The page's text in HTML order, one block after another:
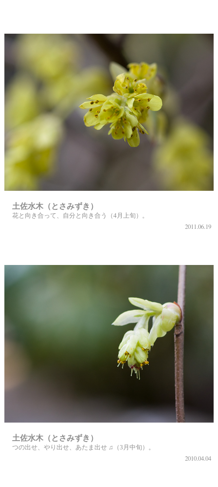
土佐水木（とさみずき）
花と向き合って、自分と向き合う（4月上旬）。
2011.06.19
土佐水木（とさみずき）
つの出せ、やり出せ、あたま出せ ♫（3月中旬）。
2010.04.04